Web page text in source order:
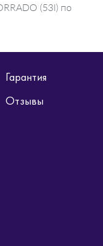
(53I) по
Гарантия
Отзывы